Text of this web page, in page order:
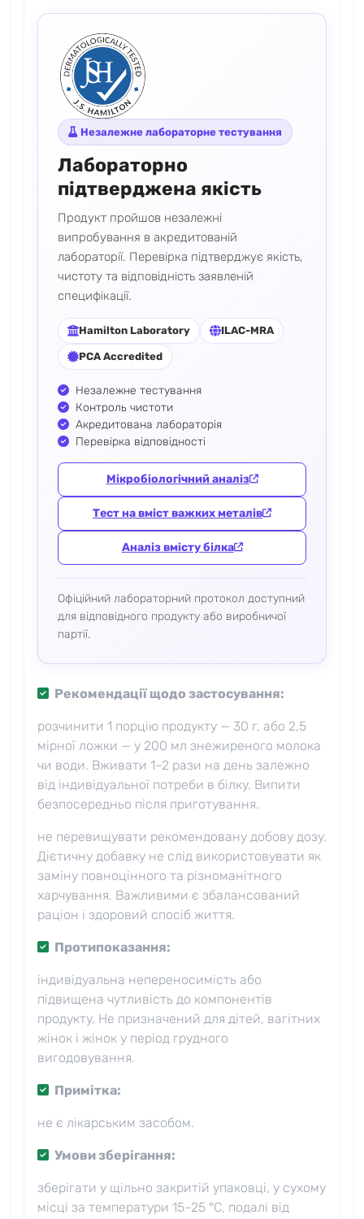
Незалежне лабораторне тестування
Лабораторно
підтверджена якість
Продукт пройшов незалежні
випробування в акредитованій
лабораторії. Перевірка підтверджує якість,
чистоту та відповідність заявленій
специфікації.
Hamilton Laboratory ILAC-MRA
PCA Accredited
Незалежне тестування
Контроль чистоти
Акредитована лабораторія
Перевірка відповідності
Мікробіологічний аналіз
Тест на вміст важких металів
Аналіз вмісту білка
Офіційний лабораторний протокол доступний
для відповідного продукту або виробничої
партії.
Рекомендації щодо застосування:
розчинити 1 порцію продукту — 30 г, або 2,5
мірної ложки — у 200 мл знежиреного молока
чи води. Вживати 1–2 рази на день залежно
від індивідуальної потреби в білку. Випити
безпосередньо після приготування.
не перевищувати рекомендовану добову дозу.
Дієтичну добавку не слід використовувати як
заміну повноцінного та різноманітного
харчування. Важливими є збалансований
раціон і здоровий спосіб життя.
Протипоказання:
індивідуальна непереносимість або
підвищена чутливість до компонентів
продукту. Не призначений для дітей, вагітних
жінок і жінок у період грудного
вигодовування.
Примітка:
не є лікарським засобом.
Умови зберігання:
зберігати у щільно закритій упаковці, у сухому
місці за температури 15–25 °C, подалі від